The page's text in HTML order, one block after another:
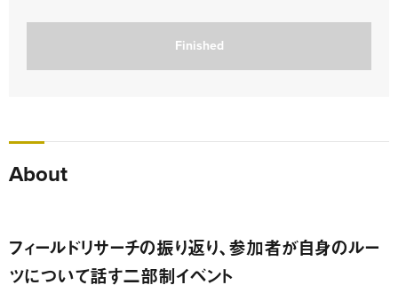
Finished
About
フィールドリサーチの振り返り、参加者が自身のルー
ツについて話す二部制イベント